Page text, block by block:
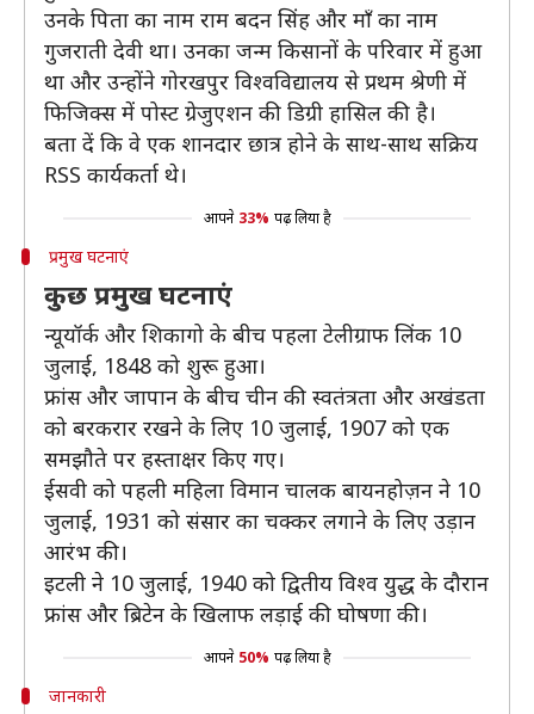
उनके पिता का नाम राम बदन सिंह और माँ का नाम
गुजराती देवी था। उनका जन्म किसानों के परिवार में हुआ
था और उन्होंने गोरखपुर विश्वविद्यालय से प्रथम श्रेणी में
फिजिक्स में पोस्ट ग्रेजुएशन की डिग्री हासिल की है।
बता दें कि वे एक शानदार छात्र होने के साथ-साथ सक्रिय
RSS कार्यकर्ता थे।
आपने 33% पढ़ लिया है
प्रमुख घटनाएं
कुछ प्रमुख घटनाएं
न्यूयॉर्क और शिकागो के बीच पहला टेलीग्राफ लिंक 10
जुलाई, 1848 को शुरू हुआ।
फ्रांस और जापान के बीच चीन की स्वतंत्रता और अखंडता
को बरकरार रखने के लिए 10 जुलाई, 1907 को एक
समझौते पर हस्ताक्षर किए गए।
ईसवी को पहली महिला विमान चालक बायनहोज़न ने 10
जुलाई, 1931 को संसार का चक्कर लगाने के लिए उड़ान
आरंभ की।
इटली ने 10 जुलाई, 1940 को द्वितीय विश्व युद्ध के दौरान
फ्रांस और ब्रिटेन के खिलाफ लड़ाई की घोषणा की।
आपने 50% पढ़ लिया है
जानकारी